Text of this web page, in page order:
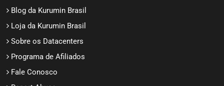
Blog da Kurumin Brasil
Loja da Kurumin Brasil
Sobre os Datacenters
Programa de Afiliados
Fale Conosco